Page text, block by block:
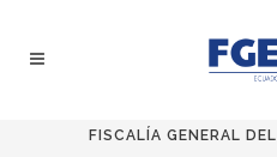
FISCALÍA GENERAL DEL